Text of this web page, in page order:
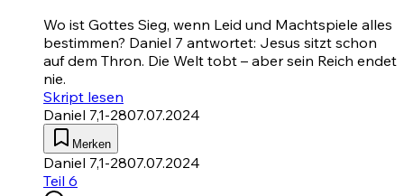
Wo ist Gottes Sieg, wenn Leid und Machtspiele alles
bestimmen? Daniel 7 antwortet: Jesus sitzt schon
auf dem Thron. Die Welt tobt – aber sein Reich endet
nie.
Skript lesen
Daniel 7,1-2807.07.2024
Merken
Daniel 7,1-2807.07.2024
Teil 6